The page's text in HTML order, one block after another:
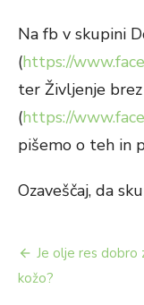
Na fb v skupini
(https://
ter Življenje
(https://
pišemo o teh in
Ozaveščaj, da
prispevka
Je olje res dobro
kožo?